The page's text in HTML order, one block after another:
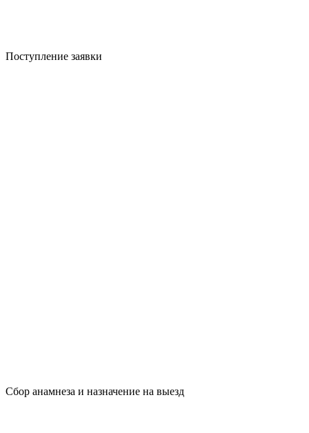
Поступление заявки
Сбор анамнеза и назначение на выезд